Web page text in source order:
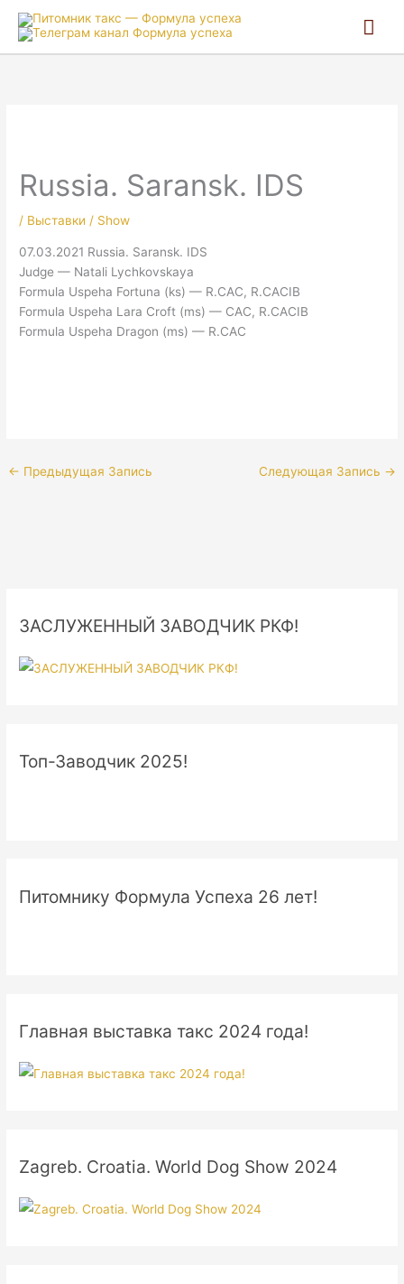
Russia. Saransk. IDS
/ Выставки / Show
07.03.2021 Russia. Saransk. IDS
Judge — Natali Lychkovskaya
Formula Uspeha Fortuna (ks) — R.CAC, R.CACIB
Formula Uspeha Lara Croft (ms) — CAC, R.CACIB
Formula Uspeha Dragon (ms) — R.CAC
← Предыдущая Запись Следующая Запись →
ЗАСЛУЖЕННЫЙ ЗАВОДЧИК РКФ!
Топ-Заводчик 2025!
Питомнику Формула Успеха 26 лет!
Главная выставка такс 2024 года!
Zagreb. Croatia. World Dog Show 2024